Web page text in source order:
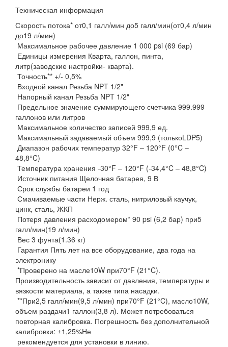
Техническая информация
Скорость потока* от0,1 галл/мин до5 галл/мин(от0,4 л/мин
до19 л/мин)
Максимальное рабочее давление 1 000 psi (69 бар)
Единицы измерения Кварта, галлон, пинта,
литр(заводские настройки- кварта).
Точность** +/- 0,5%
Входной канал Резьба NPT 1/2"
Напорный канал Резьба NPT 1/2"
Предельное значение суммирующего счетчика 999.999
галлонов или литров
Максимальное количество записей 999,9 ед.
Максимальный задаваемый объем 999,9 (толькоLDP5)
Диапазон рабочих температур 32°F – 120°F (0°C –
48,8°C)
Температура хранения -30°F – 120°F (-34,4°C – 48,8°C)
Источник питания Щелочная батарея, 9 В
Срок службы батареи 1 год
Смачиваемые части Нерж. сталь, нитриловый каучук,
цинк, сталь, ЖКП
Потеря давления расходомером* 90 psi (6,2 бар) при5
галл/мин(19 л/мин)
Вес 3 фунта(1.36 кг)
Гарантия Пять лет на все оборудование, два года на
электронику
*Проверено на масле10W при70°F (21°C).
Производительность зависит от давления, температуры и
вязкости материала, а также типа насадки.
**При2,5 галл/мин(9,5 л/мин) при70°F (21°C), масло10W,
объем раздачи1 галлон(3,8 л). Может потребоваться
повторная калибровка. Погрешность без дополнительной
калибровки: ±1,25%Не
рекомендуется для установки в линию.